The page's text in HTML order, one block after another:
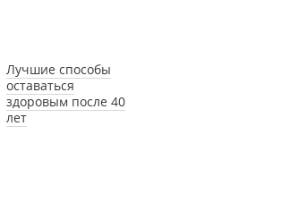
Лучшие способы
оставаться
здоровым после 40
лет